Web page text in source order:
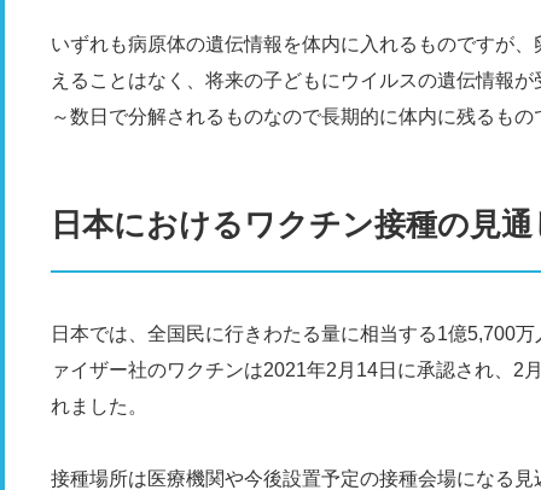
いずれも病原体の遺伝情報を体内に入れるものですが
えることはなく、将来の子どもにウイルスの遺伝情報
～数日で分解されるものなので長期的に体内に残るも
日本におけるワクチン接種の見通
日本では、全国民に行きわたる量に相当する1億5,700万
ァイザー社のワクチンは2021年2月14日に承認され、2
れました。
接種場所は医療機関や今後設置予定の接種会場になる